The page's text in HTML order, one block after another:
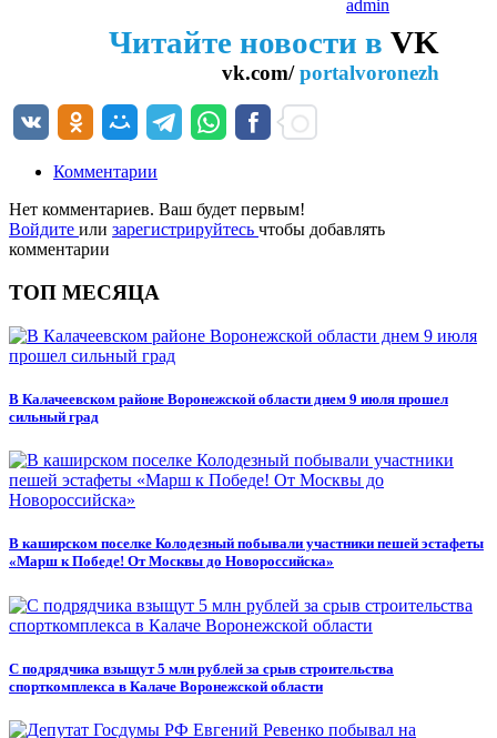
admin
Читайте новости в VK
vk.com/portalvoronezh
Комментарии
Нет комментариев. Ваш будет первым!
Войдите или зарегистрируйтесь чтобы добавлять
комментарии
ТОП МЕСЯЦА
В Калачеевском районе Воронежской области днем 9 июля прошел
сильный град
В каширском поселке Колодезный побывали участники пешей эстафеты
«Марш к Победе! От Москвы до Новороссийска»
С подрядчика взыщут 5 млн рублей за срыв строительства
спорткомплекса в Калаче Воронежской области